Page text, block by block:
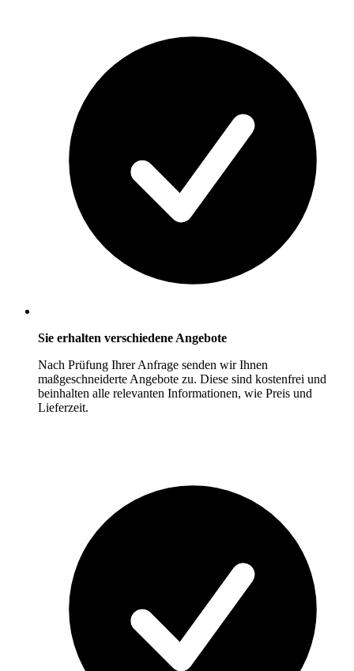
Sie erhalten verschiedene Angebote
Nach Prüfung Ihrer Anfrage senden wir Ihnen
maßgeschneiderte Angebote zu. Diese sind kostenfrei und
beinhalten alle relevanten Informationen, wie Preis und
Lieferzeit.